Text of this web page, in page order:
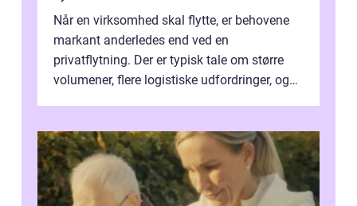
Når en virksomhed skal flytte, er behovene
markant anderledes end ved en
privatflytning. Der er typisk tale om større
volumener, flere logistiske udfordringer, og